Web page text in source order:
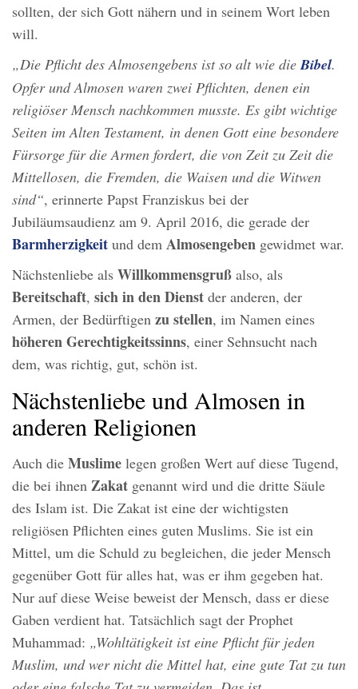
sollten, der sich Gott nähern und in seinem Wort leben
will.
„Die Pflicht des Almosengebens ist so alt wie dieBibel.
Opfer und Almosen waren zwei Pflichten, denen ein
religiöser Mensch nachkommen musste. Es gibt wichtige
Seiten im Alten Testament, in denen Gott eine besondere
Fürsorge für die Armen fordert, die von Zeit zu Zeit die
Mittellosen, die Fremden, die Waisen und die Witwen
sind“, erinnerte Papst Franziskus bei der
Jubiläumsaudienz am 9. April 2016, die gerade der
Barmherzigkeit und dem Almosengeben gewidmet war.
Nächstenliebe als Willkommensgruß also, als
Bereitschaft, sich in den Dienst der anderen, der
Armen, der Bedürftigen zu stellen, im Namen eines
höheren Gerechtigkeitssinns, einer Sehnsucht nach
dem, was richtig, gut, schön ist.
Nächstenliebe und Almosen in
anderen Religionen
Auch die Muslime legen großen Wert auf diese Tugend,
die bei ihnen Zakat genannt wird und die dritte Säule
des Islam ist. Die Zakat ist eine der wichtigsten
religiösen Pflichten eines guten Muslims. Sie ist ein
Mittel, um die Schuld zu begleichen, die jeder Mensch
gegenüber Gott für alles hat, was er ihm gegeben hat.
Nur auf diese Weise beweist der Mensch, dass er diese
Gaben verdient hat. Tatsächlich sagt der Prophet
Muhammad: „Wohltätigkeit ist eine Pflicht für jeden
Muslim, und wer nicht die Mittel hat, eine gute Tat zu tun